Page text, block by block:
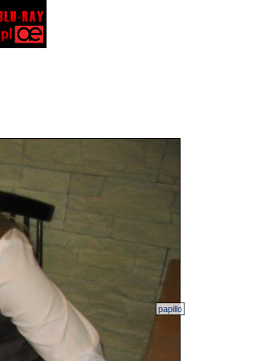
papillo